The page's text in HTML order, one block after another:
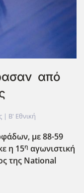
από
| Β' Εθνική
με 88-59
η 15η αγωνιστική
της National